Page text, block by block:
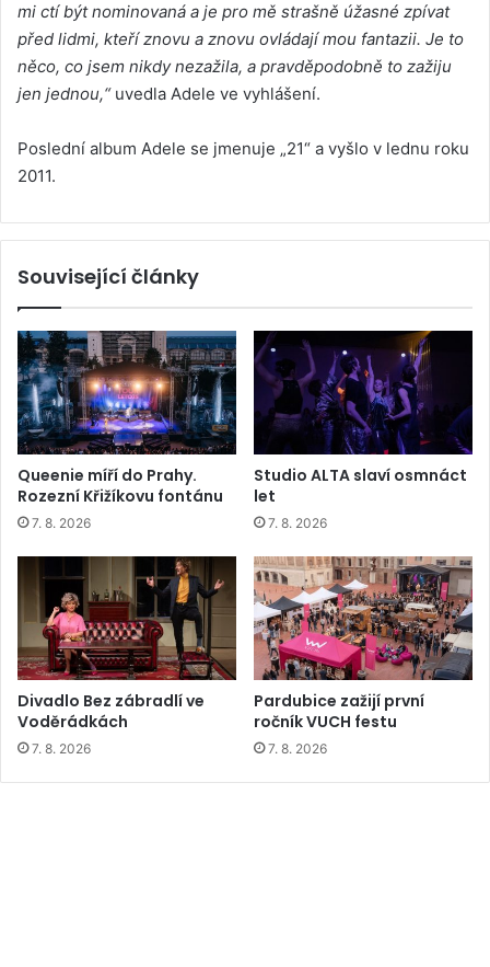
mi ctí být nominovaná a je pro mě strašně úžasné zpívat
před lidmi, kteří znovu a znovu ovládají mou fantazii. Je to
něco, co jsem nikdy nezažila, a pravděpodobně to zažiju
jen jednou,“uvedla Adele ve vyhlášení.
Poslední album Adele se jmenuje „21“ a vyšlo v lednu roku
2011.
Související články
Queenie míří do Prahy.
Rozezní Křižíkovu fontánu
7. 8. 2026
Studio ALTA slaví osmnáct
let
7. 8. 2026
Divadlo Bez zábradlí ve
Voděrádkách
7. 8. 2026
Pardubice zažijí první
ročník VUCH festu
7. 8. 2026